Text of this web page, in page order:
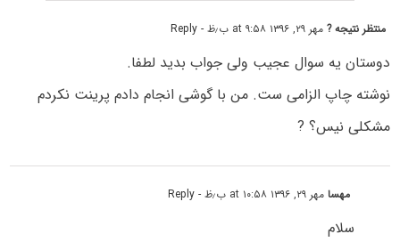
منتظر نتیجه ?مهر ۲۹, ۱۳۹۶ at ۹:۵۸ ب٫ظ - Reply
دوستان یه سوال عجیب ولی جواب بدید لطفا.
نوشته چاپ الزامی ست. من با گوشی انجام دادم پرینت نکردم
مشکلی نیس؟ ?
مهسامهر ۲۹, ۱۳۹۶ at ۱۰:۵۸ ب٫ظ - Reply
سلام